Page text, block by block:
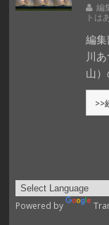
編
トは
編
川
山
>>
Powered by